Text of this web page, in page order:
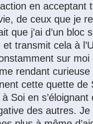
en acceptant
de ceux que je
que j’ai d’un bloc
et transmit cela à
sur
rendant curieuse
cette quette de
à Soi en
des autres. Je